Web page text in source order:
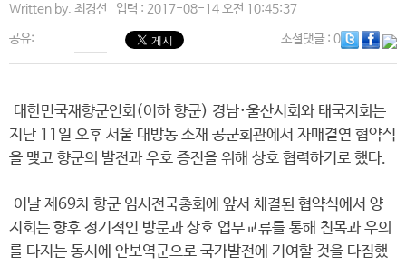
Written by. 최경선 입력 : 2017-08-14 오전 10:45:37
공유: 소셜댓글: 0
대한민국재향군인회(이하 향군) 경남·울산시회와 태국지회는
지난 11일 오후 서울 대방동 소재 공군회관에서 자매결연 협약식
을 맺고 향군의 발전과 우호 증진을 위해 상호 협력하기로 했다.
이날 제69차 향군 임시전국총회에 앞서 체결된 협약식에서 양
지회는 향후 정기적인 방문과 상호 업무교류를 통해 친목과 우의
를 다지는 동시에 안보역군으로 국가발전에 기여할 것을 다짐했